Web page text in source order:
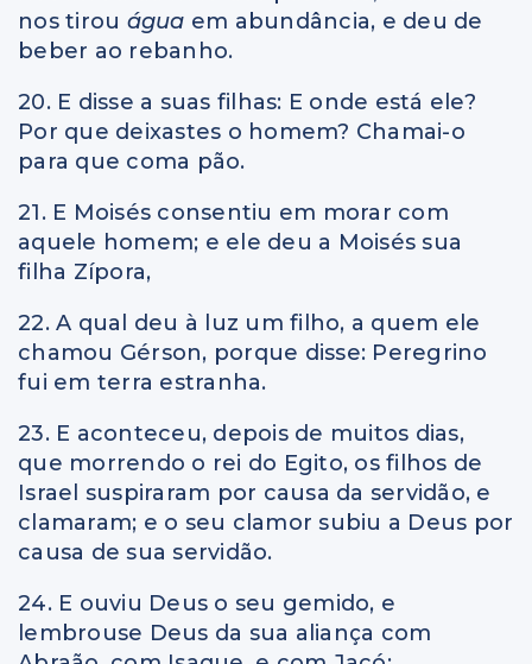
nos tirou água em abundância, e deu de
beber ao rebanho.
20. E disse a suas filhas: E onde está ele?
Por que deixastes o homem? Chamai-o
para que coma pão.
21. E Moisés consentiu em morar com
aquele homem; e ele deu a Moisés sua
filha Zípora,
22. A qual deu à luz um filho, a quem ele
chamou Gérson, porque disse: Peregrino
fui em terra estranha.
23. E aconteceu, depois de muitos dias,
que morrendo o rei do Egito, os filhos de
Israel suspiraram por causa da servidão, e
clamaram; e o seu clamor subiu a Deus por
causa de sua servidão.
24. E ouviu Deus o seu gemido, e
lembrouse Deus da sua aliança com